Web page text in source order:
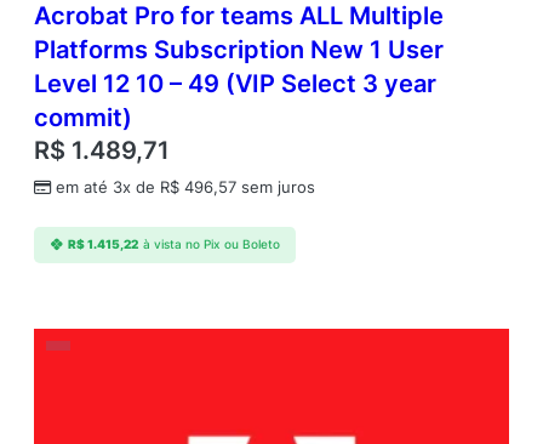
Acrobat Pro for teams ALL Multiple
Platforms Subscription New 1 User
Level 12 10 – 49 (VIP Select 3 year
commit)
R$ 1.489,71
em até 3x de R$ 496,57 sem juros
R$1.415,22 à vista no Pix ou Boleto